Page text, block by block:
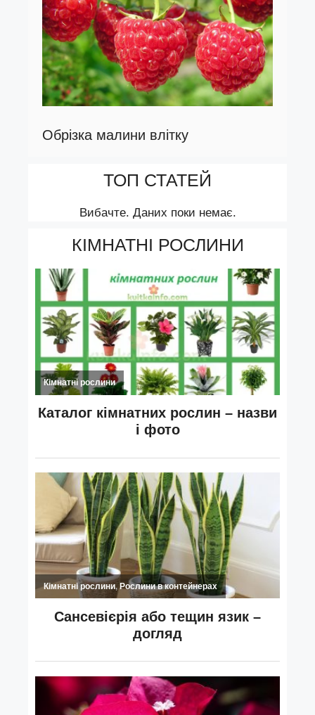
Обрізка малини влітку
ТОП СТАТЕЙ
Вибачте. Даних поки немає.
КІМНАТНІ РОСЛИНИ